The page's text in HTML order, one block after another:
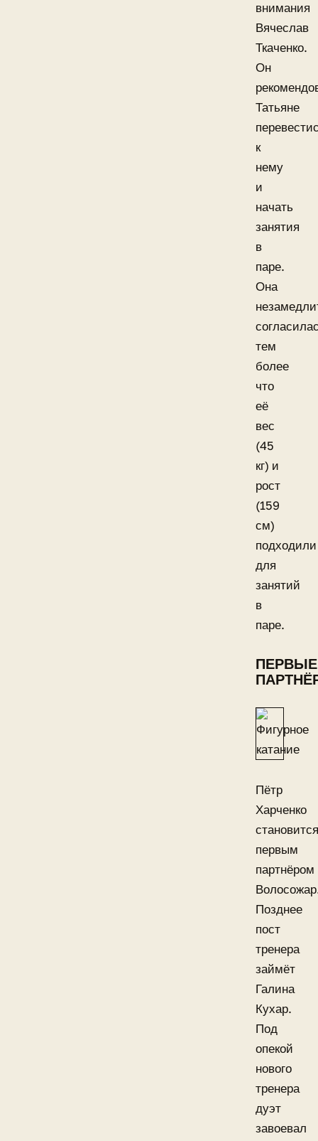
внимания
Вячеслав
Ткаченко.
Он
Татьяне
к
нему
и
начать
занятия
в
паре.
Она
тем
более
что
её
вес
(45
кг) и
рост
(159
см)
подходили
для
занятий
в
паре.
ПЕРВЫЕ
Пётр
Харченко
становится
первым
партнёром
Позднее
пост
тренера
займёт
Галина
Кухар.
Под
опекой
нового
тренера
дуэт
завоевал